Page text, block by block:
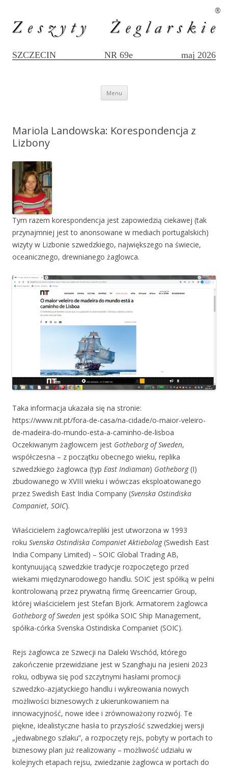
SZCZECIN NR 69e maj 2026
®
Menu Przejdź
Mariola Landowska: Korespondencja z
Lizbony
Tym razem korespondencja jest zapowiedzią ciekawej (tak
przynajmniej jest to anonsowane w mediach portugalskich)
wizyty w Lizbonie szwedzkiego, największego na świecie,
oceanicznego, drewnianego żaglowca.
Taka informacja ukazała się na stronie:
https://www.nit.pt/fora-de-casa/na-cidade/o-maior-veleiro-
de-madeira-do-mundo-esta-a-caminho-de-lisboa
Oczekiwanym żaglowcem jest Gotheborg of Sweden,
współczesna – z początku obecnego wieku, replika
szwedzkiego żaglowca (typ East Indiaman) Gotheborg(I)
zbudowanego w XVIII wieku i wówczas eksploatowanego
przez Swedish East India Company (Svenska Ostindiska
Companiet, SOIC).
Właścicielem żaglowca/repliki jest utworzona w 1993
roku Svenska Ostindiska Companiet Aktiebolag(Swedish East
India Company Limited) – SOIC Global Trading AB,
kontynuującą szwedzkie tradycje rozpoczętego przed
wiekami międzynarodowego handlu. SOIC jest spółką w pełni
kontrolowaną przez prywatną firmę Greencarrier Group,
której właścicielem jest Stefan Bjork. Armatorem żaglowca
Gotheborg of Sweden jest spółka SOIC Ship Management,
spółka-córka Svenska Ostindiska Companiet (SOIC).
Rejs żaglowca ze Szwecji na Daleki Wschód, którego
zakończenie przewidziane jest w Szanghaju na jesieni 2023
roku, odbywa się pod szczytnymi hasłami promocji
szwedzko-azjatyckiego handlu i wykreowania nowych
możliwości biznesowych z ukierunkowaniem na
innowacyjność, nowe idee i zrównoważony rozwój. Te
piękne, idealistyczne hasła to przyszłość szwedzkiej wersji
„jedwabnego szlaku”, a rozpoczęty rejs, pobyty w portach to
biznesowy plan już realizowany – możliwość udziału w
kolejnych etapach rejsu, zwiedzanie żaglowca w portach do